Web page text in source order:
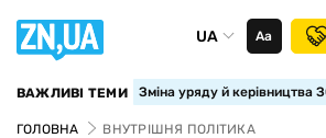
UA Аа
ВАЖЛИВІ ТЕМИ Зміна уряду й керівництва
ГОЛОВНА ВНУТРІШНЯ ПОЛІТИКА